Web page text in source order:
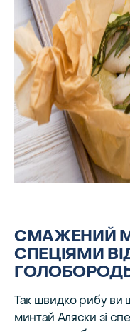
СМАЖЕНИЙ
СПЕЦІЯМИ
Так швидко рибу
минтай Аляски зі